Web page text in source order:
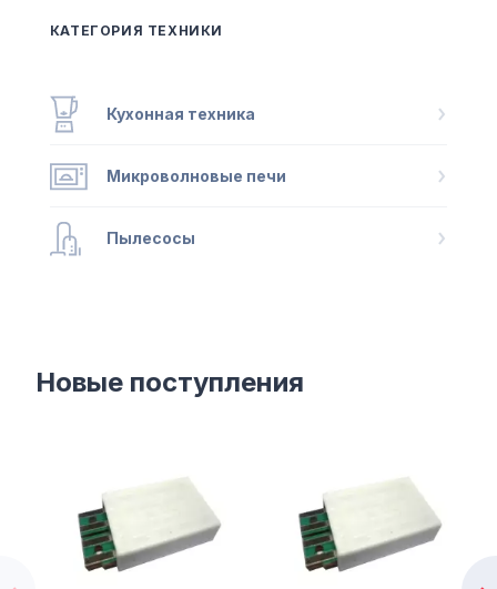
КАТЕГОРИЯ ТЕХНИКИ
Кухонная техника
Микроволновые печи
Пылесосы
Новые поступления